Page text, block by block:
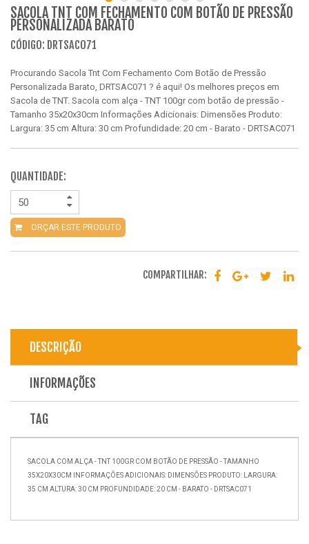
SACOLA TNT COM FECHAMENTO COM BOTÃO DE PRESSÃO
PERSONALIZADA BARATO
CÓDIGO: DRTSAC071
Procurando Sacola Tnt Com Fechamento Com Botão de Pressão
Personalizada Barato, DRTSAC071 ? é aqui! Os melhores preços em
Sacola de TNT. Sacola com alça - TNT 100gr com botão de pressão -
Tamanho 35x20x30cm Informações Adicionais: Dimensões Produto:
Largura: 35 cm Altura: 30 cm Profundidade: 20 cm - Barato - DRTSAC071
QUANTIDADE:
ORÇAR ESTE PRODUTO
COMPARTILHAR:
DESCRIÇÃO
INFORMAÇÕES
TAG
SACOLA COM ALÇA - TNT 100GR COM BOTÃO DE PRESSÃO - TAMANHO
35X20X30CM INFORMAÇÕES ADICIONAIS: DIMENSÕES PRODUTO: LARGURA:
35 CM ALTURA: 30 CM PROFUNDIDADE: 20 CM - BARATO - DRTSAC071